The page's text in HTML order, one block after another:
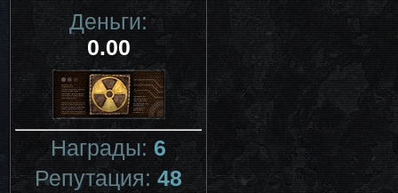
Деньги:
0.00
Награды:6
Репутация:48